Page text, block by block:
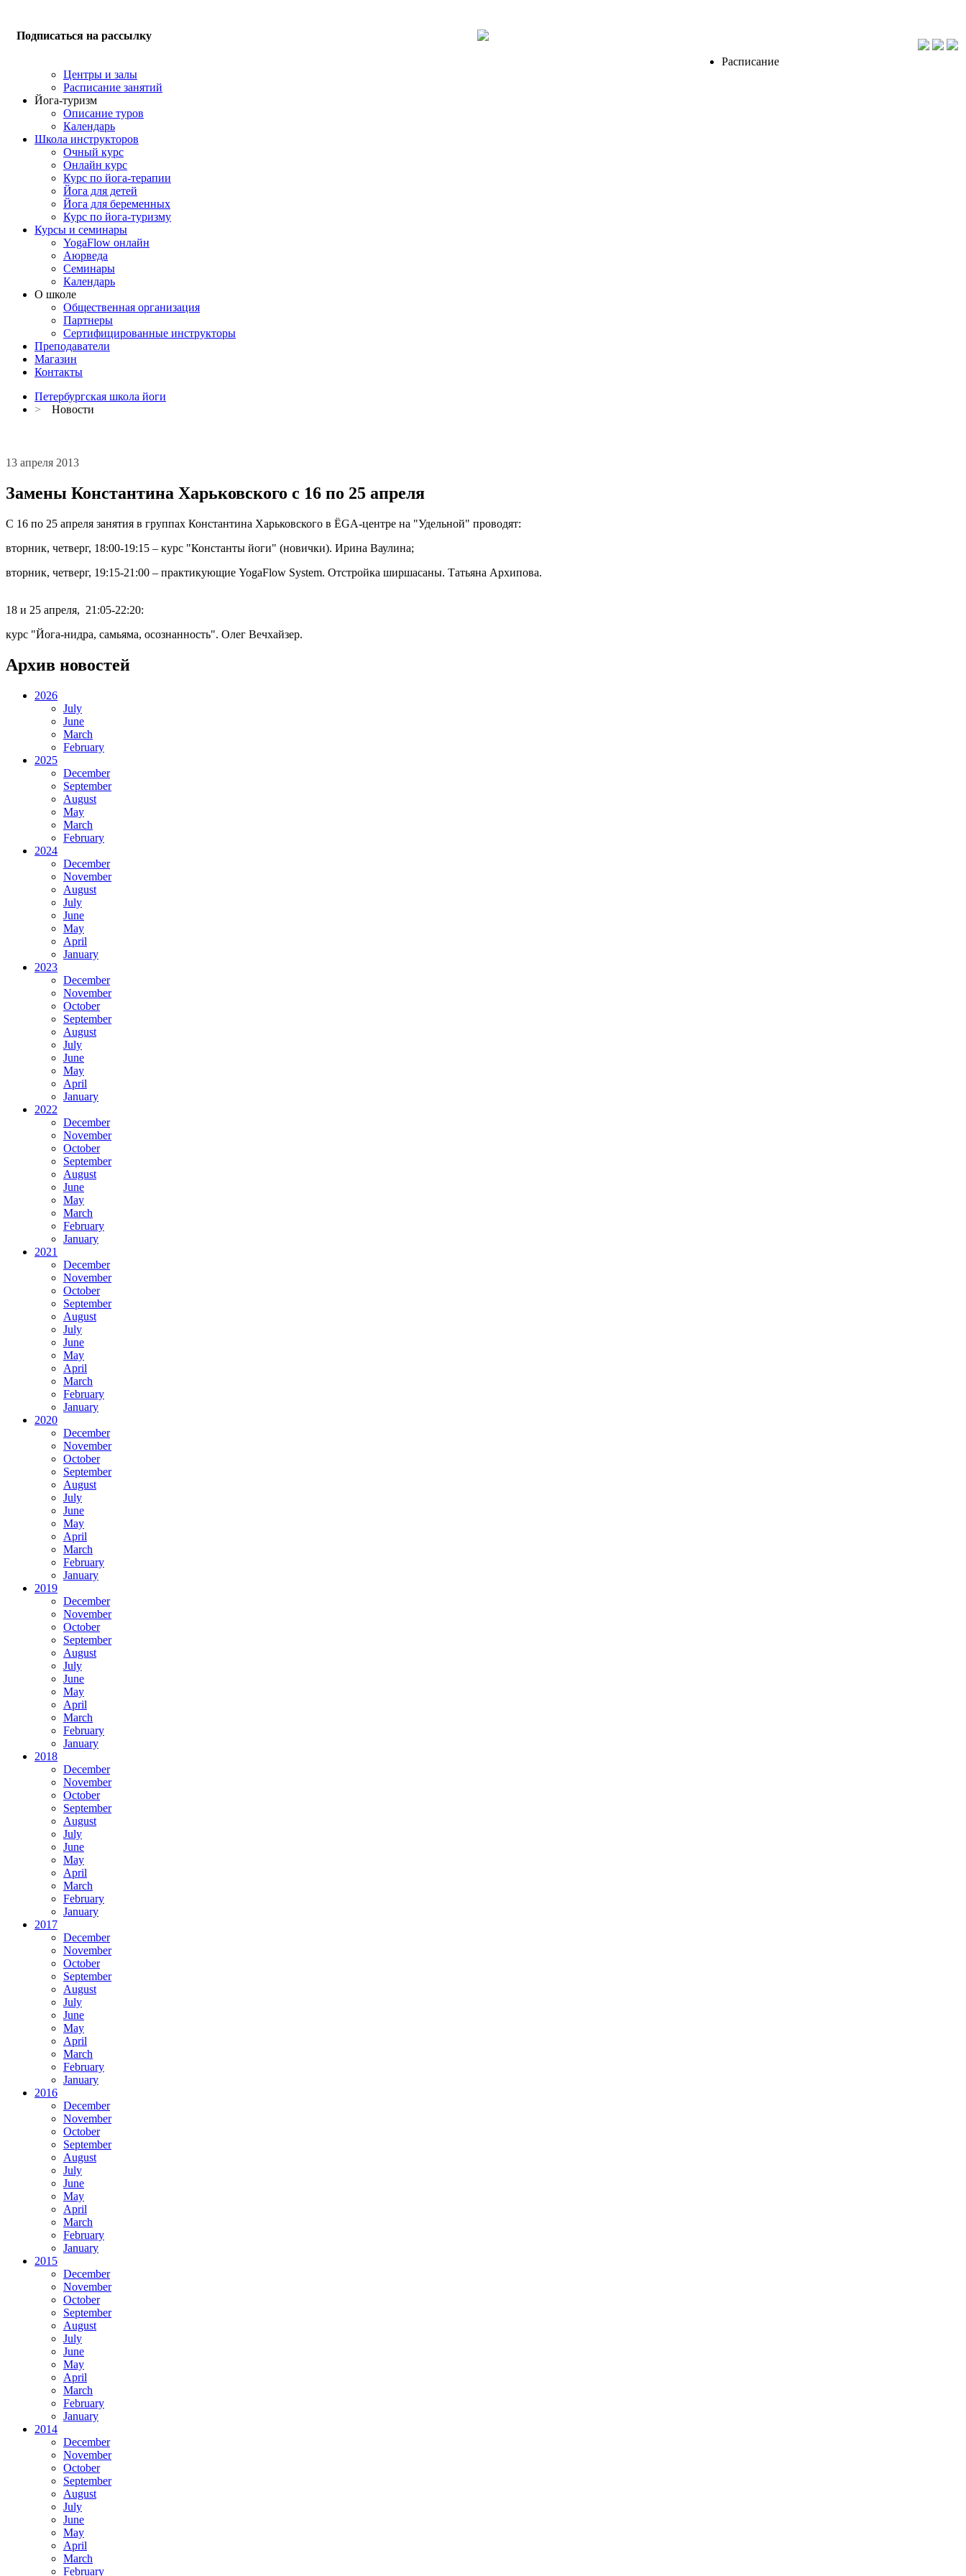
Подписаться на рассылку
Расписание
Центры и залы
Расписание занятий
Йога-туризм
Описание туров
Календарь
Школа инструкторов
Очный курс
Онлайн курс
Курс по йога-терапии
Йога для детей
Йога для беременных
Курс по йога-туризму
Курсы и семинары
YogaFlow онлайн
Аюрведа
Семинары
Календарь
О школе
Общественная организация
Партнеры
Сертифицированные инструкторы
Преподаватели
Магазин
Контакты
Петербургская школа йоги
>
Новости
13 апреля 2013
Замены Константина Харьковского с 16 по 25 апреля
С 16 по 25 апреля занятия в группах Константина Харьковского в ЁGА-центре на "Удельной" проводят:
вторник, четверг, 18:00-19:15 – курс "Константы йоги" (новички). Ирина Ваулина;
вторник, четверг, 19:15-21:00 – практикующие YogaFlow System. Отстройка ширшасаны. Татьяна Архипова.
18 и 25 апреля, 21:05-22:20:
курс "Йога-нидра, самьяма, осознанность". Олег Вечхайзер.
Архив новостей
2026
July
June
March
February
2025
December
September
August
May
March
February
2024
December
November
August
July
June
May
April
January
2023
December
November
October
September
August
July
June
May
April
January
2022
December
November
October
September
August
June
May
March
February
January
2021
December
November
October
September
August
July
June
May
April
March
February
January
2020
December
November
October
September
August
July
June
May
April
March
February
January
2019
December
November
October
September
August
July
June
May
April
March
February
January
2018
December
November
October
September
August
July
June
May
April
March
February
January
2017
December
November
October
September
August
July
June
May
April
March
February
January
2016
December
November
October
September
August
July
June
May
April
March
February
January
2015
December
November
October
September
August
July
June
May
April
March
February
January
2014
December
November
October
September
August
July
June
May
April
March
February